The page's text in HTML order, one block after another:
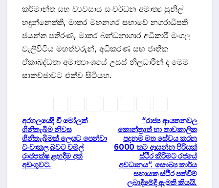
කර්මාන්ත සහ ව්‍යවසාය සංවර්ධන අමාත්‍ය සුනිල්
හඳුන්නෙත්ති, මාතර මහනගර සභාවේ නගරාධිපති
ජයන්ත පතිරණ, මාතර බන්ධනාගාර අධිකාරී මංගල
වැලිවිටිය මහත්වරුන්, අධිකරණ සහ ජාතික
ඒකාබද්ධතා අමාත්‍යාංශයේ උසස් නිලධාරීන් ද මෙම
සාකච්ඡාවට එක්ව සිටියහ.
Post
navigation
“රාජ්‍ය ආයතනවල
කොන්ත්‍රාත් හා තාවකාලික
පදනම මත සේවය කරන
6000 කට ආසන්න පිරිසක්
ස්ථිර කිරීමට රජයේ
අවධානය”. සෞඛ්‍ය කාර්ය
සහායක ස්ථිර පත්වීම්
ලබාදීමේදී ඇමති කියයි.
අරගලයේදී වී මෝලක්
ගිනිතැබීම නිවස
ගිනිතැබීමක් ලෙසට පෙන්වා
වංචාකල බවට චමල්
රාජපක්ෂ ළඟදීම අත්
අඩංගුවට.